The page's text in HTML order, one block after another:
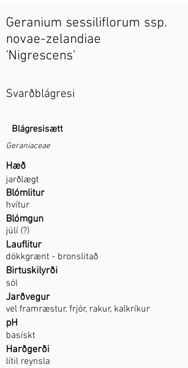
Geranium sessiliflorum ssp.
novae-zelandiae
'Nigrescens'
Svarðblágresi
Blágresisætt
Geraniaceae
Hæð
jarðlægt
Blómlitur
hvítur
Blómgun
júlí (?)
Lauflitur
dökkgrænt - bronslitað
Birtuskilyrði
sól
Jarðvegur
vel framræstur, frjór, rakur, kalkríkur
pH
basískt
Harðgerði
lítil reynsla